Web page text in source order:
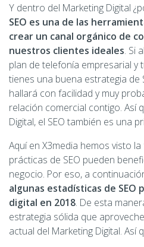
Y dentro del Marketing Digital
SEO es una de las
crear un canal orgánico de
nuestros clientes ideales. Si
plan de telefonía empresarial y
tienes una buena estrategia de
hallará con facilidad y muy
relación comercial contigo. Así
Digital, el SEO también es una
Aquí en X3media hemos visto
prácticas de SEO pueden
negocio. Por eso, a
algunas estadísticas de
digital en 2018. De esta
estrategia sólida que
actual del Marketing Digital. Así